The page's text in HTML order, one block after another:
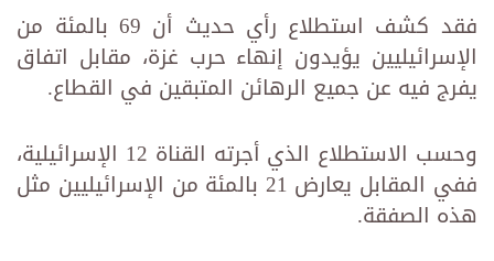
فقد كشف استطلاع رأي حديث أن 69 بالمئة من
الإسرائيليين يؤيدون إنهاء حرب غزة، مقابل اتفاق
يفرج فيه عن جميع الرهائن المتبقين في القطاع.
وحسب الاستطلاع الذي أجرته القناة 12 الإسرائيلية،
ففي المقابل يعارض 21 بالمئة من الإسرائيليين مثل
هذه الصفقة.